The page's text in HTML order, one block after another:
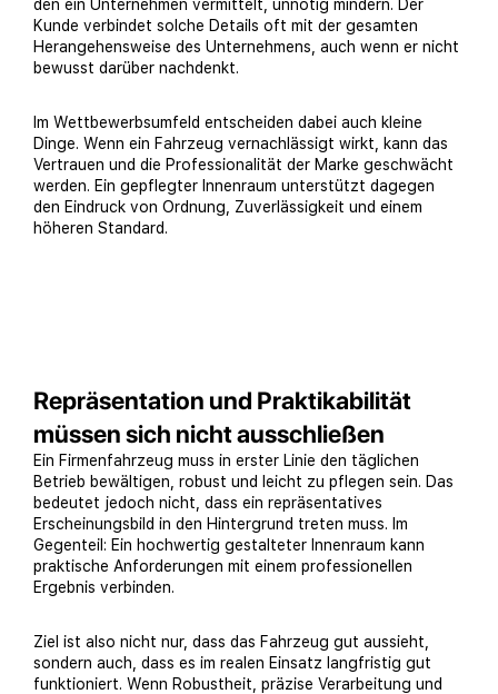
den ein Unternehmen vermittelt, unnötig mindern. Der
Kunde verbindet solche Details oft mit der gesamten
Herangehensweise des Unternehmens, auch wenn er nicht
bewusst darüber nachdenkt.
Im Wettbewerbsumfeld entscheiden dabei auch kleine
Dinge. Wenn ein Fahrzeug vernachlässigt wirkt, kann das
Vertrauen und die Professionalität der Marke geschwächt
werden. Ein gepflegter Innenraum unterstützt dagegen
den Eindruck von Ordnung, Zuverlässigkeit und einem
höheren Standard.
Repräsentation und Praktikabilität
müssen sich nicht ausschließen
Ein Firmenfahrzeug muss in erster Linie den täglichen
Betrieb bewältigen, robust und leicht zu pflegen sein. Das
bedeutet jedoch nicht, dass ein repräsentatives
Erscheinungsbild in den Hintergrund treten muss. Im
Gegenteil: Ein hochwertig gestalteter Innenraum kann
praktische Anforderungen mit einem professionellen
Ergebnis verbinden.
Ziel ist also nicht nur, dass das Fahrzeug gut aussieht,
sondern auch, dass es im realen Einsatz langfristig gut
funktioniert. Wenn Robustheit, präzise Verarbeitung und